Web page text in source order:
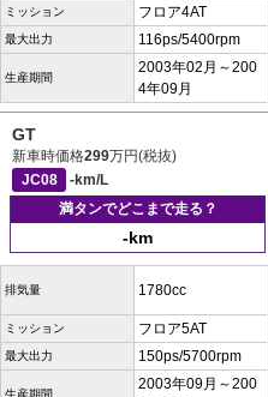
ミッション フロア4AT
最大出力 116ps/5400rpm
生産期間
2003年02月～200
4年09月
GT
新車時価格299万円(税抜)
JC08
-km/L
満タンでどこまで走る？
-km
排気量 1780cc
ミッション フロア5AT
最大出力 150ps/5700rpm
生産期間
2003年09月～200